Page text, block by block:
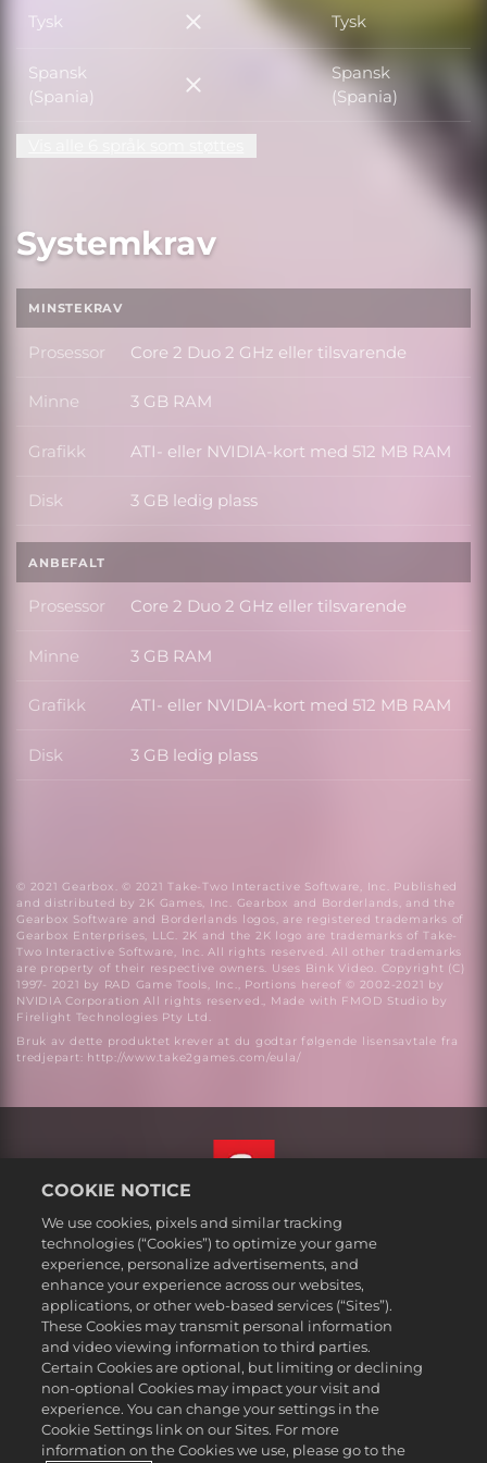
Tysk Tysk Tysk
Spansk
(Spania)
Spansk (Spania)
Spansk
(Spania)
Systemkrav
MINSTEKRAV
Prosessor Prosessor
Core 2 Duo 2 GHz eller tilsvarende
Minne Minne
3 GB RAM
Grafikk Grafikk
ATI- eller NVIDIA-kort med 512 MB RAM
Disk Disk
3 GB ledig plass
ANBEFALT
Prosessor Prosessor
Core 2 Duo 2 GHz eller tilsvarende
Minne Minne
3 GB RAM
Grafikk Grafikk
ATI- eller NVIDIA-kort med 512 MB RAM
Disk Disk
3 GB ledig plass
© 2021 Gearbox. © 2021 Take-Two Interactive Software, Inc. Published
and distributed by 2K Games, Inc. Gearbox and Borderlands, and the
Gearbox Software and Borderlands logos, are registered trademarks of
Gearbox Enterprises, LLC. 2K and the 2K logo are trademarks of Take-
Two Interactive Software, Inc. All rights reserved. All other trademarks
are property of their respective owners. Uses Bink Video. Copyright (C)
1997- 2021 by RAD Game Tools, Inc., Portions hereof © 2002-2021 by
NVIDIA Corporation All rights reserved., Made with FMOD Studio by
Firelight Technologies Pty Ltd.
Bruk av dette produktet krever at du godtar følgende lisensavtale fra
tredjepart: http://www.take2games.com/eula/
Juridisk
Personvernerklæring
Retningslinjer for bruk av informasjonskapsler
Hjelp
Ikke selg eller del mine personlige opplysningere
Order Lookup & Refunds
2K Ad Partners
Norsk
COOKIE NOTICE
We use cookies, pixels and similar tracking
technologies (“Cookies”) to optimize your game
experience, personalize advertisements, and
enhance your experience across our websites,
applications, or other web-based services (“Sites”).
These Cookies may transmit personal information
and video viewing information to third parties.
Certain Cookies are optional, but limiting or declining
non-optional Cookies may impact your visit and
experience. You can change your settings in the
Cookie Settings link on our Sites. For more
information on the Cookies we use, please go to the